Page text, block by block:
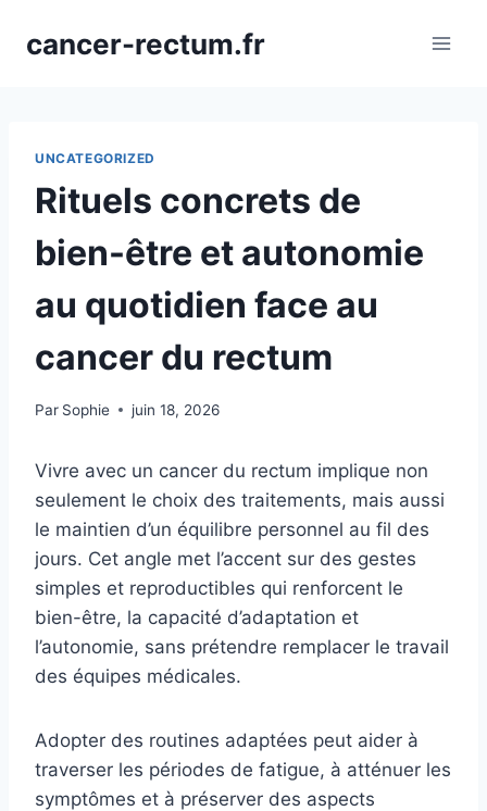
cancer-rectum.fr
UNCATEGORIZED
Rituels concrets de
bien-être et autonomie
au quotidien face au
cancer du rectum
Par Sophie juin 18, 2026
Vivre avec un cancer du rectum implique non
seulement le choix des traitements, mais aussi
le maintien d’un équilibre personnel au fil des
jours. Cet angle met l’accent sur des gestes
simples et reproductibles qui renforcent le
bien-être, la capacité d’adaptation et
l’autonomie, sans prétendre remplacer le travail
des équipes médicales.
Adopter des routines adaptées peut aider à
traverser les périodes de fatigue, à atténuer les
symptômes et à préserver des aspects